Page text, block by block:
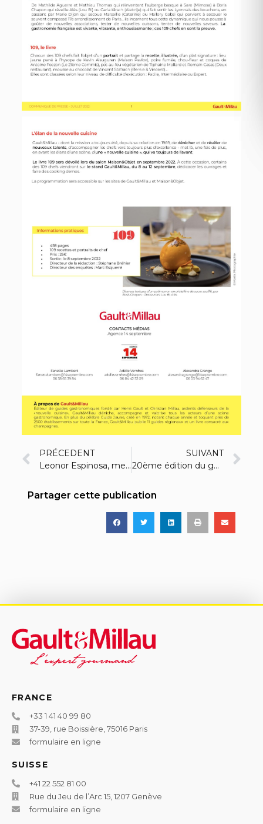
PRÉCEDENT
Leonor Espinosa, meilleure cheffe 2022 invitée au festival Croate
SUIVANT
20ème édition du guide Belge !
Partager cette publication
FRANCE
+33 1 41 40 99 80
37-39, rue Boissière, 75016 Paris
formulaire en ligne
SUISSE
+41 22 552 81 00
Rue du Jeu de l’Arc 15, 1207 Genève
formulaire en ligne